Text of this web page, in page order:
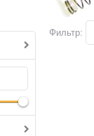
Фильтр: